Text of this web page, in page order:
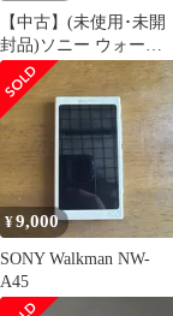
【中古】(未使用･未開
封品)ソニー ウォーク
マン Aシリーズ 16GB
NW-A45 :
Bluetooth/microSD/ハイ
レゾ対応 最大39時間連
続再生 2017年モデル ム
ーンリットブルー NW-
A45 L
¥9,000
SONY Walkman NW-
A45